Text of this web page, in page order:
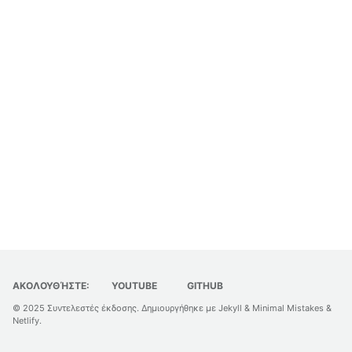
ΑΚΟΛΟΥΘΉΣΤΕ: YOUTUBE GITHUB
© 2025 Συντελεστές έκδοσης. Δημιουργήθηκε με Jekyll & Minimal Mistakes &
Netlify.